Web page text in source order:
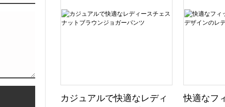
ブウェアのワードローブに最適で
カジュアルで快適なレディ
快適なフ